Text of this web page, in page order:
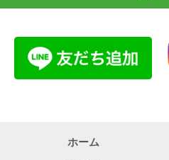
ホーム